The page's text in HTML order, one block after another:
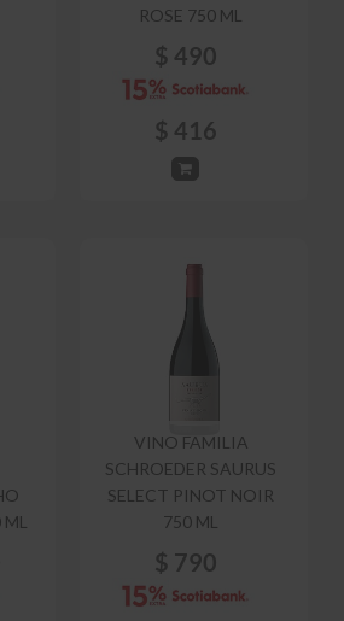
ROSE 750 ML
$ 490
$ 416
VINO FAMILIA
SCHROEDER SAURUS
SELECT PINOT NOIR
750 ML
$ 790